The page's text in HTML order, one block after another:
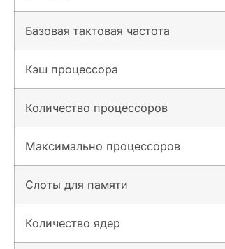
Базовая тактовая частота
Кэш процессора
Количество процессоров
Максимально процессоров
Слоты для памяти
Количество ядер